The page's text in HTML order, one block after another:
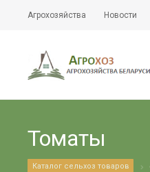
Агрохозяйства Новости
Томаты
Каталог сельхоз товаров